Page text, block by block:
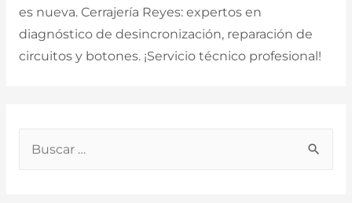
es nueva. Cerrajería Reyes: expertos en
diagnóstico de desincronización, reparación de
circuitos y botones. ¡Servicio técnico profesional!